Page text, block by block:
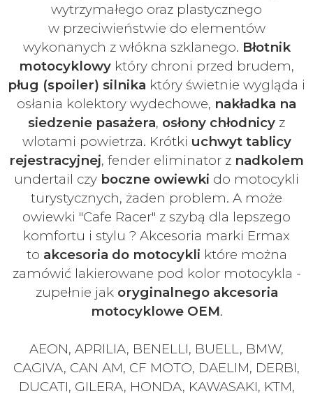
wytrzymałego oraz plastycznego
w przeciwieństwie do elementów
wykonanych z włókna szklanego. Błotnik
motocyklowy który chroni przed brudem,
pług (spoiler) silnika który świetnie wygląda i
osłania kolektory wydechowe, nakładka na
siedzenie pasażera, osłony chłodnicy z
wlotami powietrza. Krótki uchwyt tablicy
rejestracyjnej, fender eliminator z nadkolem
undertail czy boczne owiewki do motocykli
turystycznych, żaden problem. A może
owiewki "Cafe Racer" z szybą dla lepszego
komfortu i stylu ? Akcesoria marki Ermax
to akcesoria do motocykli które można
zamówić lakierowane pod kolor motocykla -
zupełnie jak oryginalnego akcesoria
motocyklowe OEM.
AEON, APRILIA, BENELLI, BUELL, BMW,
CAGIVA, CAN AM, CF MOTO, DAELIM, DERBI,
DUCATI, GILERA, HONDA, KAWASAKI, KTM,